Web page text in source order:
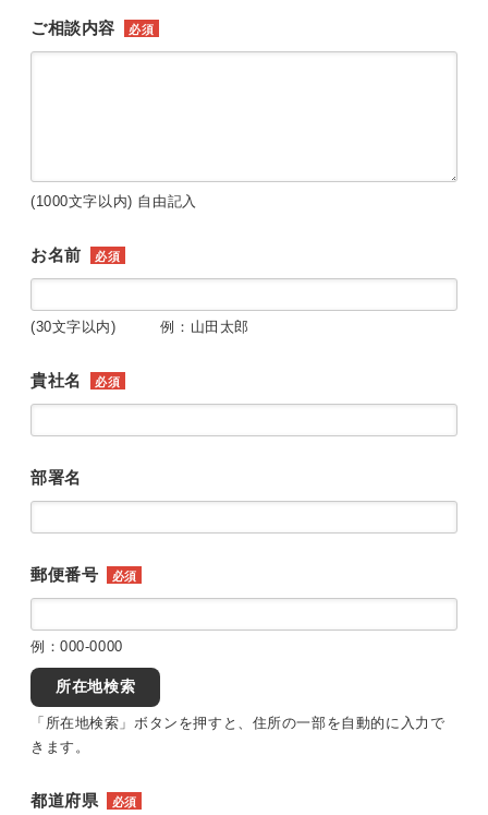
ご相談内容 必須
(1000文字以内) 自由記入
お名前 必須
(30文字以内) 例：山田太郎
貴社名 必須
部署名
郵便番号 必須
例：000-0000
所在地検索
「所在地検索」ボタンを押すと、住所の一部を自動的に入力で
きます。
都道府県 必須